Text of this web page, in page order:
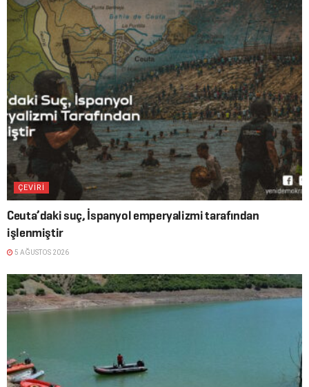
ÇEVİRİ
Ceuta’daki suç, İspanyol emperyalizmi tarafından
işlenmiştir
5 AĞUSTOS 2026